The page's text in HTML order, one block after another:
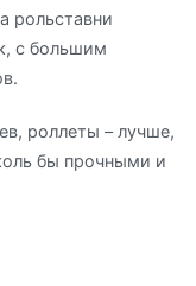
рольставни
с большим
роллеты – лучше,
бы прочными и